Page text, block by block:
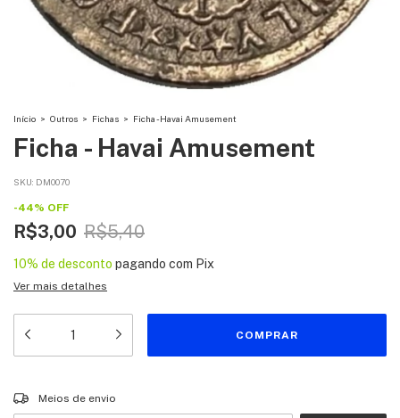
Início > Outros > Fichas > Ficha - Havai Amusement
Ficha - Havai Amusement
SKU: DM0070
-44% OFF
R$3,00 R$5,40
10% de desconto pagando com Pix
Ver mais detalhes
Entregas para o CEP:
Meios de envio